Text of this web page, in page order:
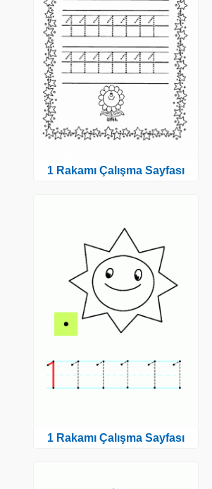
1 Rakamı Çalışma Sayfası
1 Rakamı Çalışma Sayfası